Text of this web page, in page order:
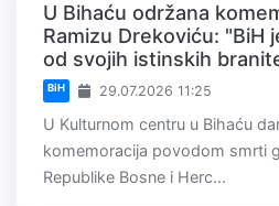
U Bihaću održana
Ramizu Drekoviću: "BiH
od svojih istinskih
BiH 29.07.2026 11:25
U Kulturnom centru u Bihaću
komemoracija povodom smrti
Republike Bosne i Herc...